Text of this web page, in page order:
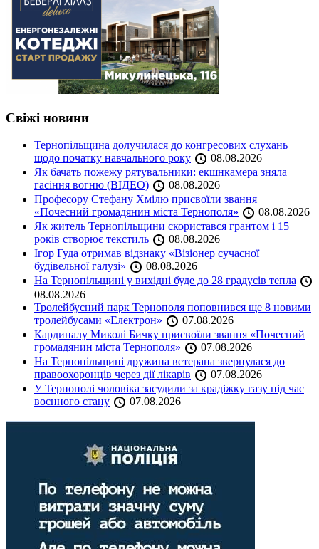
Свіжі новини
Тернопільщина долучилася до конгресових слухань
щодо початку навчального року
08.08.2026
Як бачать пожежу рятувальники: екшнкамера зняла
гасіння вогню (ВІДЕО)
08.08.2026
Професору Стефану Хмілю присвоїли звання
«Почесний громадянин міста Тернополя»
08.08.2026
Як житель Тернопільщини скористався грантом і 15
років створює текстиль
08.08.2026
Ігор Гуда отримав відзнаку «Візіонер сучасної
будівельної галузі»
08.08.2026
На Тернопільщині у вихідні буде до 28 градусів тепла
08.08.2026
Тролейбусний парк Тернополя поповнився ще 8 новими
тролейбусами «Електрон»
07.08.2026
Кардиналу Миколі Бичку присвоїли звання «Почесний
громадянин міста Тернополя»
07.08.2026
На Тернопільщині дружина ветерана звернулася до
правоохоронців через дії лікарів
07.08.2026
У Тернополі чоловіка засудили за крадіжку газу під час
воєнного стану
07.08.2026